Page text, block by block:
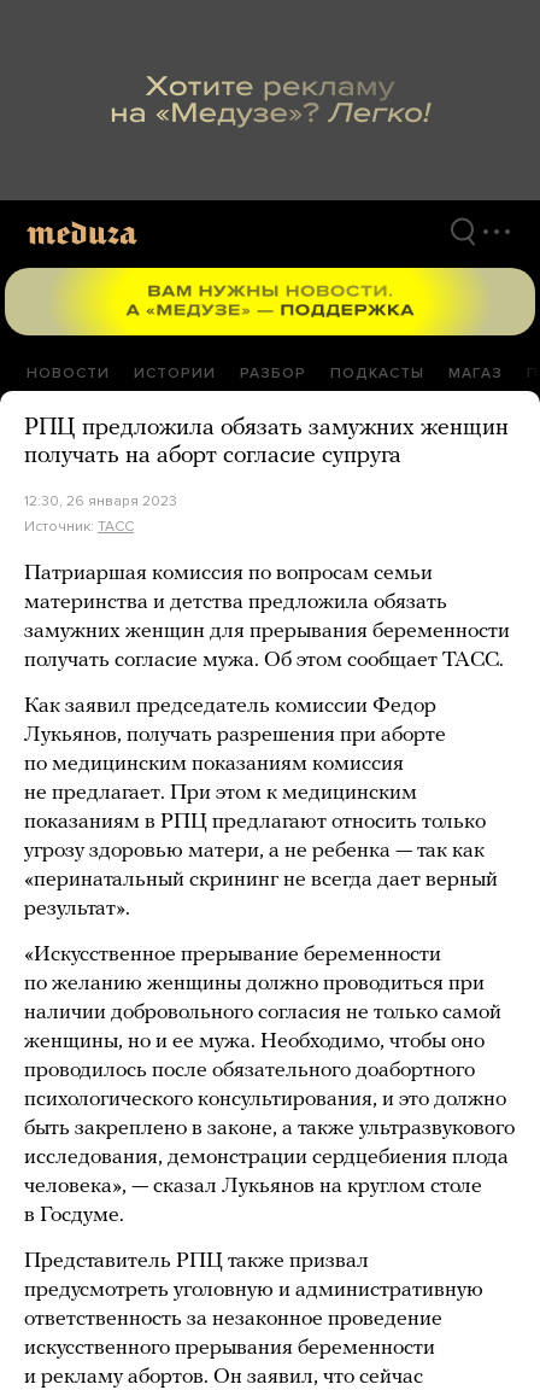
НОВОСТИ ИСТОРИИ РАЗБОР ПОДКАСТЫ МАГАЗ
РПЦ предложила обязать замужних женщин
получать на аборт согласие супруга
12:30, 26 января 2023
Источник: ТАСС
Патриаршая комиссия по вопросам семьи
материнства и детства предложила обязать
замужних женщин для прерывания беременности
получать согласие мужа. Об этом сообщает ТАСС.
Как заявил председатель комиссии Федор
Лукьянов, получать разрешения при аборте
по медицинским показаниям комиссия
не предлагает. При этом к медицинским
показаниям в РПЦ предлагают относить только
угрозу здоровью матери, а не ребенка — так как
«перинатальный скрининг не всегда дает верный
результат».
«Искусственное прерывание беременности
по желанию женщины должно проводиться при
наличии добровольного согласия не только самой
женщины, но и ее мужа. Необходимо, чтобы оно
проводилось после обязательного доабортного
психологического консультирования, и это должно
быть закреплено в законе, а также ультразвукового
исследования, демонстрации сердцебиения плода
человека», — сказал Лукьянов на круглом столе
в Госдуме.
Представитель РПЦ также призвал
предусмотреть уголовную и административную
ответственность за незаконное проведение
искусственного прерывания беременности
и рекламу абортов. Он заявил, что сейчас